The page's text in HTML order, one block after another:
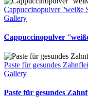
Cappuccinopulver ''weiße
Gallery
Cappuccinopulver
Paste für gesundes
Gallery
Paste für gesundes